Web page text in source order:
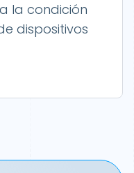
la condición
dispositivos